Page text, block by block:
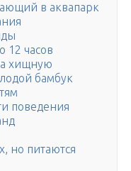
в аквапарк
12 часов
хищную
бамбук
поведения
но питаются